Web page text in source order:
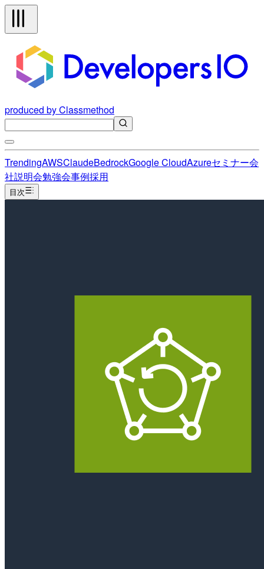
produced by Classmethod
TrendingAWSClaudeBedrockGoogle CloudAzureセミナー会
社説明会勉強会事例採用
目次